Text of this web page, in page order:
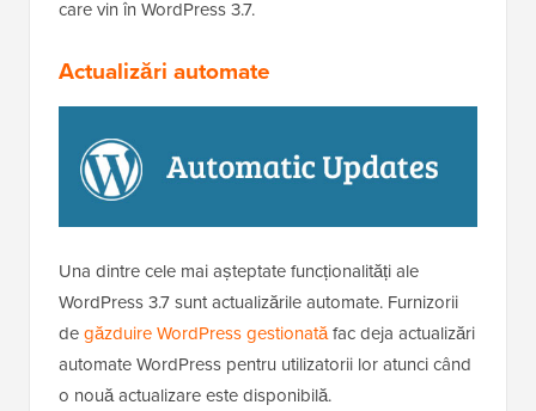
care vin în WordPress 3.7.
Actualizări automate
Una dintre cele mai așteptate funcționalități ale
WordPress 3.7 sunt actualizările automate. Furnizorii
degăzduire WordPress gestionatăfac deja actualizări
automate WordPress pentru utilizatorii lor atunci când
o nouă actualizare este disponibilă.